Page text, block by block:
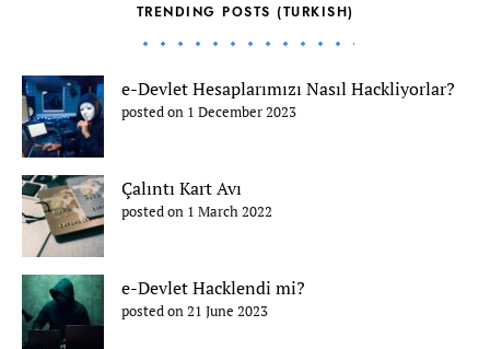
TRENDING POSTS (TURKISH)
e-Devlet Hesaplarımızı Nasıl Hackliyorlar?
posted on 1 December 2023
Çalıntı Kart Avı
posted on 1 March 2022
e-Devlet Hacklendi mi?
posted on 21 June 2023